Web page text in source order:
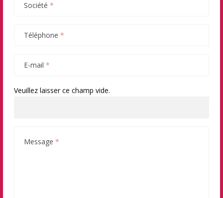
Société *
Téléphone *
E-mail *
Veuillez laisser ce champ vide.
Message *